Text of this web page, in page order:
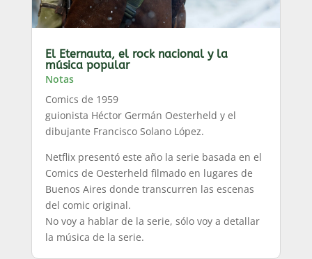
El Eternauta, el rock nacional y la
música popular
Notas
Comics de 1959
guionista Héctor Germán Oesterheld y el
dibujante Francisco Solano López.
Netflix presentó este año la serie basada en el
Comics de Oesterheld filmado en lugares de
Buenos Aires donde transcurren las escenas
del comic original.
No voy a hablar de la serie, sólo voy a detallar
la música de la serie.